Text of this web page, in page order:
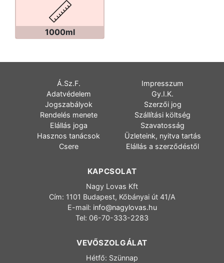
1000ml
Á.Sz.F.
Impresszum
Adatvédelem
Gy.I.K.
Jogszabályok
Szerzői jog
Rendelés menete
Szállítási költség
Elállás joga
Szavatosság
Hasznos tanácsok
Üzleteink, nyitva tartás
Csere
Elállás a szerződéstől
KAPCSOLAT
Nagy Lovas Kft
Cím: 1101 Budapest, Kőbányai út 41/A
E-mail: info@nagylovas.hu
Tel: 06-70-333-2283
VEVŐSZOLGÁLAT
Hétfő: Szünnap